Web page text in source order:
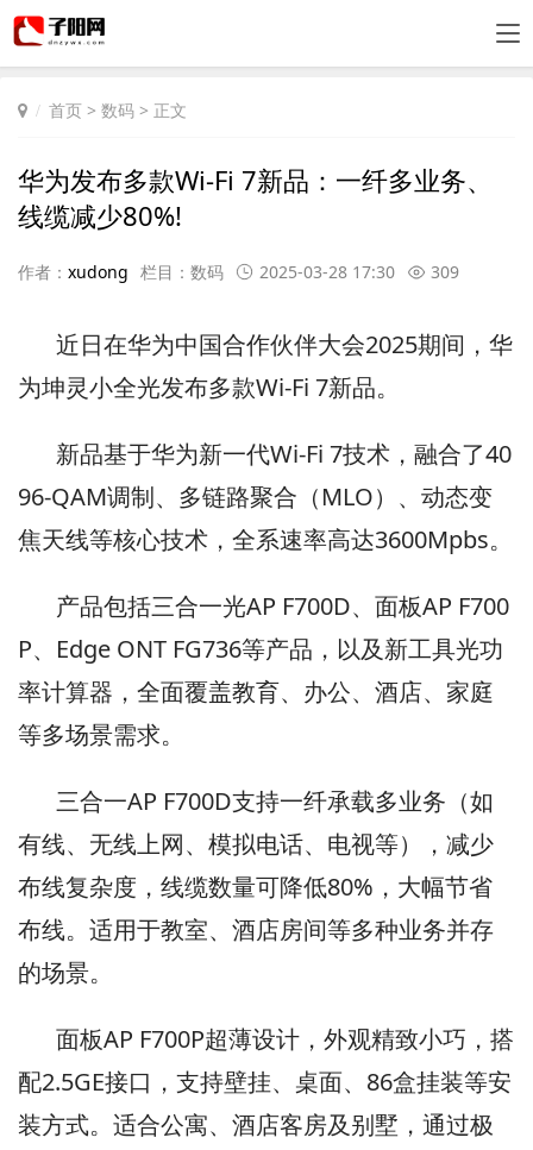
首页 > 数码 > 正文
华为发布多款Wi-Fi 7新品：一纤多业务、
线缆减少80%!
作者： xudong 栏目： 数码 2025-03-28 17:30 309
近日在华为中国合作伙伴大会2025期间，华
为坤灵小全光发布多款Wi-Fi 7新品。
新品基于华为新一代Wi-Fi 7技术，融合了40
96-QAM调制、多链路聚合（MLO）、动态变
焦天线等核心技术，全系速率高达3600Mpbs。
产品包括三合一光AP F700D、面板AP F700
P、Edge ONT FG736等产品，以及新工具光功
率计算器，全面覆盖教育、办公、酒店、家庭
等多场景需求。
三合一AP F700D支持一纤承载多业务（如
有线、无线上网、模拟电话、电视等），减少
布线复杂度，线缆数量可降低80%，大幅节省
布线。适用于教室、酒店房间等多种业务并存
的场景。
面板AP F700P超薄设计，外观精致小巧，搭
配2.5GE接口，支持壁挂、桌面、86盒挂装等安
装方式。适合公寓、酒店客房及别墅，通过极